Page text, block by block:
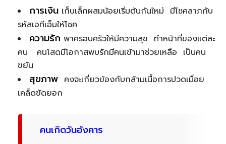
การเงิน เก็บเล็กผสมน้อยเริ่มต้นกันใหม่ มีโชคลาภกับ
รหัสเอทีเอ็มให้โชค
ความรัก พาครอบครัวให้มีความสุข ทำหน้าที่ของแต่ละ
คน คนโสดมีโอกาสพบรักมีคนเข้ามาช่วยเหลือ เป็นคน
ขยัน
สุขภาพ คงจะเกี่ยวข้องกับกล้ามเนื้อการปวดเมื่อย
เคล็ดขัดยอก
คนเกิดวันอังคาร